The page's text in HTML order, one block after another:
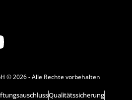
© 2026 - Alle Rechte vorbehalten
Qualitätssicherung